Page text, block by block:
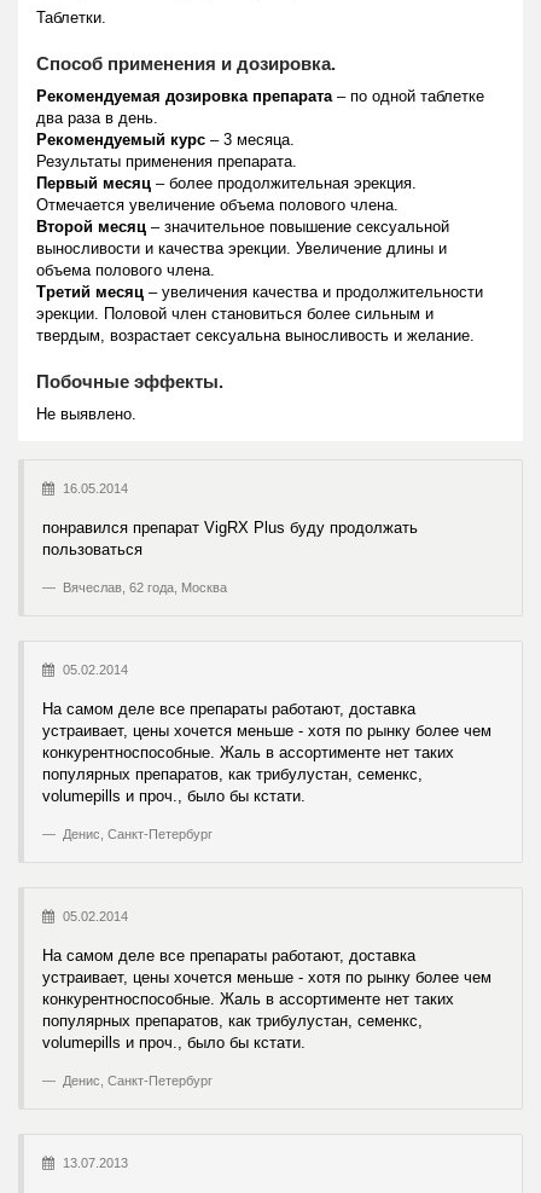
Таблетки.
Способ применения и дозировка.
Рекомендуемая дозировка препарата– по одной таблетке
два раза в день.
Рекомендуемый курс – 3 месяца.
Результаты применения препарата.
Первый месяц – более продолжительная эрекция.
Отмечается увеличение объема полового члена.
Второй месяц – значительное повышение сексуальной
выносливости и качества эрекции. Увеличение длины и
объема полового члена.
Третий месяц – увеличения качества и продолжительности
эрекции. Половой член становиться более сильным и
твердым, возрастает сексуальна выносливость и желание.
Побочные эффекты.
Не выявлено.
16.05.2014
понравился препарат VigRX Plus буду продолжать
пользоваться
Вячеслав, 62 года, Москва
05.02.2014
На самом деле все препараты работают, доставка
устраивает, цены хочется меньше - хотя по рынку более чем
конкурентноспособные. Жаль в ассортименте нет таких
популярных препаратов, как трибулустан, семенкс,
volumepills и проч., было бы кстати.
Денис, Санкт-Петербург
05.02.2014
На самом деле все препараты работают, доставка
устраивает, цены хочется меньше - хотя по рынку более чем
конкурентноспособные. Жаль в ассортименте нет таких
популярных препаратов, как трибулустан, семенкс,
volumepills и проч., было бы кстати.
Денис, Санкт-Петербург
13.07.2013